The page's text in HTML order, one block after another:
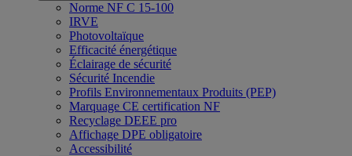
Norme NF C 15-100
IRVE
Photovoltaïque
Efficacité énergétique
Éclairage de sécurité
Sécurité Incendie
Profils Environnementaux Produits (PEP)
Marquage CE certification NF
Recyclage DEEE pro
Affichage DPE obligatoire
Accessibilité